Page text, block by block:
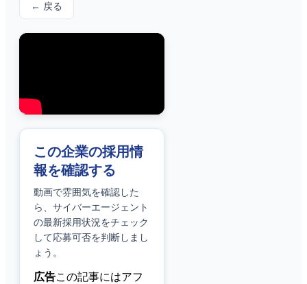
← 戻る
この企業の採用情
報を確認する
動画で雰囲気を確認した
ら、 サイバーエージェント
の最新採用状況をチェック
して応募可否を判断しまし
ょう。
広告この記事にはアフ